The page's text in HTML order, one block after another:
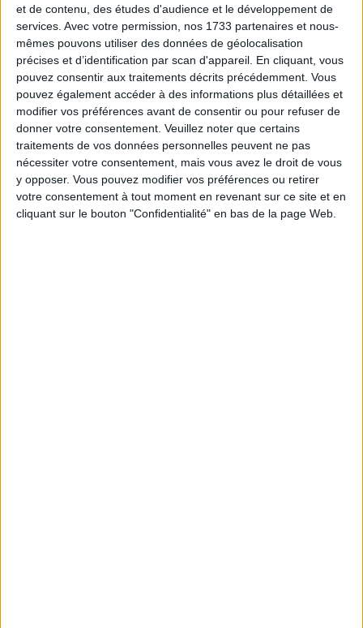
et de contenu, des études d'audience et le développement de
services. Avec votre permission, nos 1733 partenaires et nous-
mêmes pouvons utiliser des données de géolocalisation
précises et d’identification par scan d'appareil. En cliquant, vous
pouvez consentir aux traitements décrits précédemment. Vous
pouvez également accéder à des informations plus détaillées et
modifier vos préférences avant de consentir ou pour refuser de
donner votre consentement. Veuillez noter que certains
traitements de vos données personnelles peuvent ne pas
nécessiter votre consentement, mais vous avez le droit de vous
y opposer. Vous pouvez modifier vos préférences ou retirer
votre consentement à tout moment en revenant sur ce site et en
cliquant sur le bouton "Confidentialité" en bas de la page Web.
suivre, et de prendre des décisions éclairées pour leur
avenir. Elle joue un rôle essentiel en informant,
conseillant, et en aidant ces jeunes à franchir les
obstacles sur leur chemin vers une vie professionnelle et
sociale réussie.
Horaires flexibles pour un service accessible
La Mission Locale du Pays de Cornouaille propose des
horaires flexibles pour s’assurer que les jeunes de la
région puissent bénéficier de ses services. Elle est